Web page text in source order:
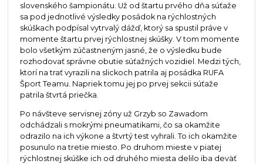
slovenského šampionátu. Už od štartu prvého dňa súťaže
sa pod jednotlivé výsledky posádok na rýchlostných
skúškach podpísal vytrvalý dážď, ktorý sa spustil práve v
momente štartu prvej rýchlostnej skúšky. V tom momente
bolo všetkým zúčastneným jasné, že o výsledku bude
rozhodovať správne obutie súťažných vozidiel. Medzi tých,
ktorí na trať vyrazili na slickoch patrila aj posádka RUFA
Šport Teamu. Napriek tomu jej po prvej sekcii súťaže
patrila štvrtá priečka.
Po návšteve servisnej zóny už Grzyb so Zawadom
odchádzali s mokrými pneumatikami, čo sa okamžite
odrazilo na ich výkone a štvrtý test vyhrali. To ich okamžite
posunulo na tretie miesto. Po druhom mieste v piatej
rýchlostnej skúške ich od druhého miesta delilo iba deväť